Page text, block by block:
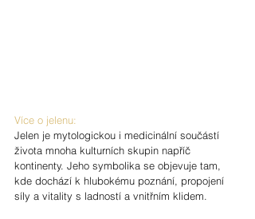
Více o jelenu:
Jelen je mytologickou i medicinální součástí
života mnoha kulturních skupin napříč
kontinenty. Jeho symbolika se objevuje tam,
kde dochází k hlubokému poznání, propojení
síly a vitality s ladností a vnitřním klidem.